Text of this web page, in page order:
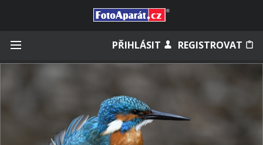
PŘIHLÁSIT REGISTROVAT
Zapamatovat